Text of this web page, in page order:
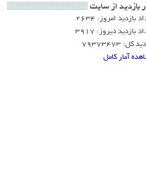
بازديد از سايت
بازدید امروز: 2634
بازدید دیروز: 3917
کل: 79373473
آمار کامل